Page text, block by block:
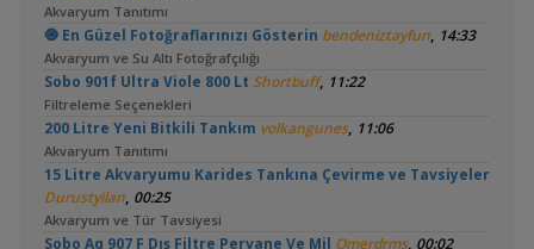
Akvaryum Tanıtımı
🧿 En Güzel Fotoğraflarınızı Gösterin bendeniztayfun, 14:33
Akvaryum ve Su Altı Fotoğrafçılığı
Sobo 901f Ultra Viole 800 Lt Shortbuff, 11:22
Filtreleme Seçenekleri
200 Litre Yeni Bitkili Tankım volkangunes, 11:06
Akvaryum Tanıtımı
15 Litre Akvaryumu Karides Tankına Çevirme ve Tavsiyeler
Durustyilan, 00:25
Akvaryum ve Tür Tavsiyesi
Sobo Aq 907 F Dış Filtre Pervane Ve Mil Omerdrms, 00:02